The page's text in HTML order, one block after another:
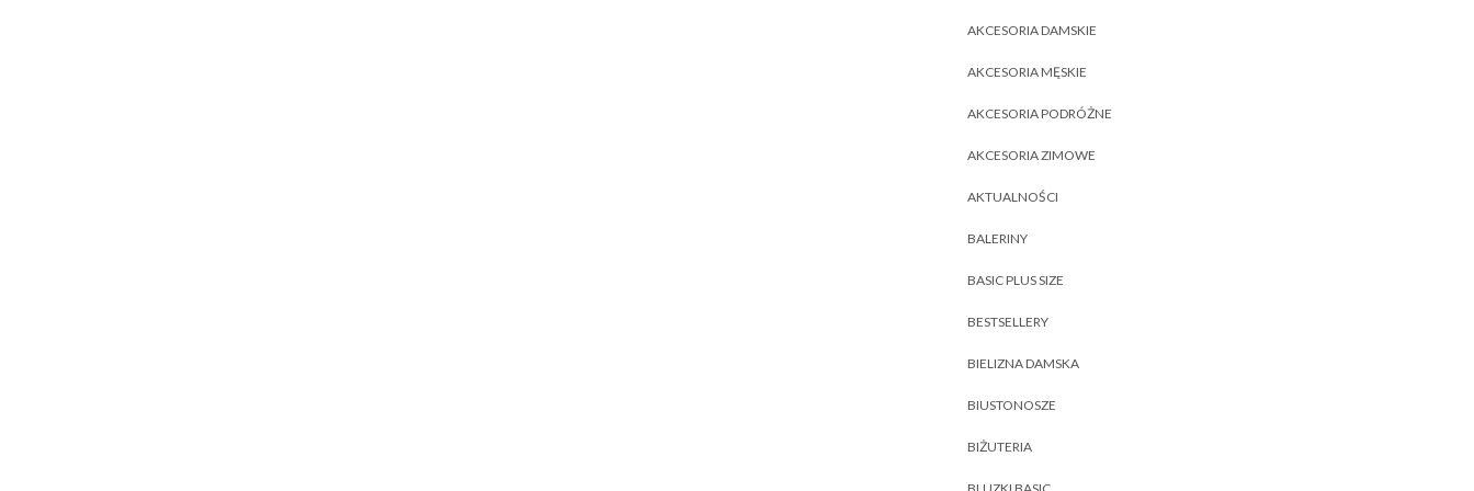
AKCESORIA DAMSKIE
AKCESORIA MĘSKIE
AKCESORIA PODRÓŻNE
AKCESORIA ZIMOWE
AKTUALNOŚCI
BALERINY
BASIC PLUS SIZE
BESTSELLERY
BIELIZNA DAMSKA
BIUSTONOSZE
BIŻUTERIA